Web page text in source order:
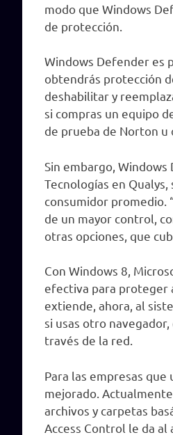
modo que Windows
de protección.
Windows Defender es
obtendrás protección
deshabilitar y
si compras un equipo
de prueba de Norton
Sin embargo,
Tecnologías en
consumidor promedio.
de un mayor control,
otras opciones, que
Con Windows 8,
efectiva para proteger
extiende, ahora, al
si usas otro
través de la red.
Para las empresas
mejorado.
archivos y carpetas
Access Control le da